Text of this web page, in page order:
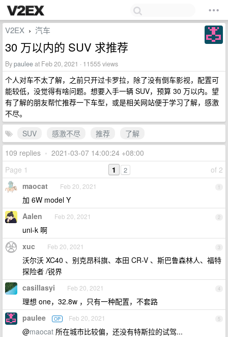
V2EX › 汽车
30 万以内的 SUV 求推荐
Bypauleeat Feb 20, 2021 · 11555 views
个人对车不太了解，之前只开过卡罗拉，除了没有倒车影视，配置可
能较低，没觉得有啥问题。想要入手一辆 SUV，预算 30 万以内。望
有了解的朋友帮忙推荐一下车型，或是相关网站便于学习了解，感激
不尽。
SUV
感激不尽 推荐
了解
109 replies • 2021-03-07 14:00:24 +08:00
Page 1
of 2
1 2
1
maocat Feb 20, 2021
加 6W model Y
2
Aalen Feb 20, 2021
uni-k 啊
3
xuc Feb 20, 2021
沃尔沃 XC40 、别克昂科旗、本田 CR-V 、斯巴鲁森林人、福特
探险者 /锐界
4
casillasyi Feb 20, 2021
理想 one，32.8w ，只有一种配置，不套路
5
paulee OP Feb 20, 2021
@maocat 所在城市比较偏，还没有特斯拉的试驾...